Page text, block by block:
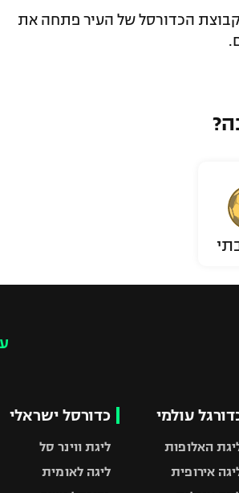
קבוצת הכדורסל של העיר פתחה את
עולמי
האלופות
אירופית
כדורסל ישראלי
ליגת ווינר סל
ליגה לאומית